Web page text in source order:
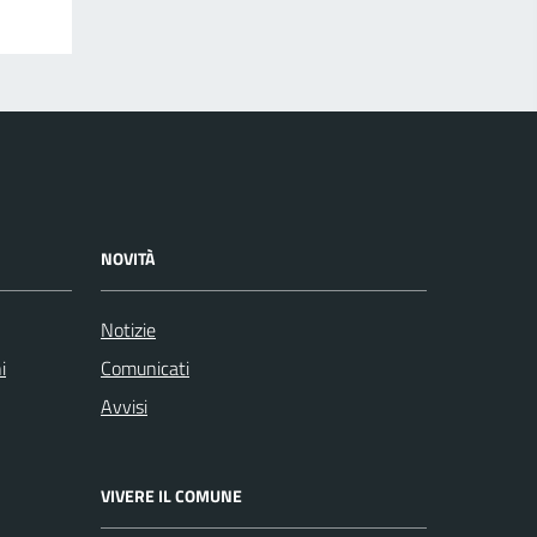
NOVITÀ
Notizie
Comunicati
Avvisi
VIVERE IL COMUNE